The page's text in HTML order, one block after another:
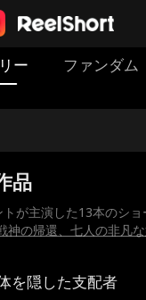
ー ファンダム
品
が主演した13本のシ
神の帰還、七人の非凡
を隠した支配者